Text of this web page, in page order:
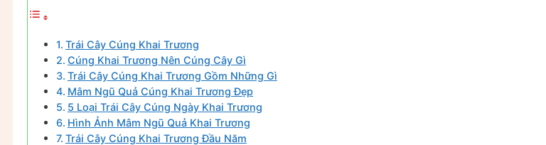
Trái Cây Cúng Khai Trương
Cúng Khai Trương Nên Cúng Cây Gì
Trái Cây Cúng Khai Trương Gồm Những Gì
Mâm Ngũ Quả Cúng Khai Trương Đẹp
5 Loại Trái Cây Cúng Ngày Khai Trương
Hình Ảnh Mâm Ngũ Quả Khai Trương
Trái Cây Cúng Khai Trương Đầu Năm